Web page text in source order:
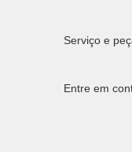
Serviço e
Entre em